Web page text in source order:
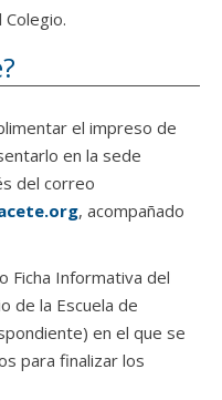
el impreso de
en la sede
del correo
, acompañado
Ficha Informativa del
de la Escuela de
en el que se
para finalizar los